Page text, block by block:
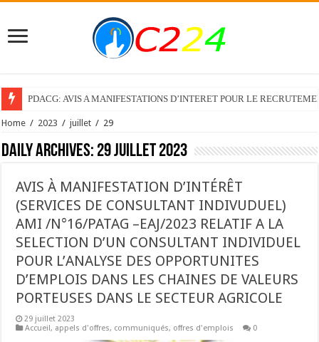
PDACG: AVIS A MANIFESTATIONS D’INTERET POUR LE
Home / 2023 / juillet / 29
Daily Archives: 29 juillet 2023
AVIS À MANIFESTATION D’INTÉRÊT
(SERVICES DE CONSULTANT INDIVUDUEL)
AMI /N°16/PATAG –EAJ/2023 RELATIF A LA
SELECTION D’UN CONSULTANT INDIVIDUEL
POUR L’ANALYSE DES OPPORTUNITES
D’EMPLOIS DANS LES CHAINES DE VALEURS
PORTEUSES DANS LE SECTEUR AGRICOLE
29 juillet 2023
Accueil, appels d'offres, communiqués, offres d'emplois 0